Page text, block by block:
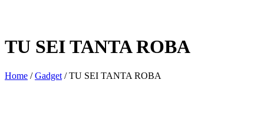
TU SEI TANTA ROBA
Home /Gadget / TU SEI TANTA ROBA